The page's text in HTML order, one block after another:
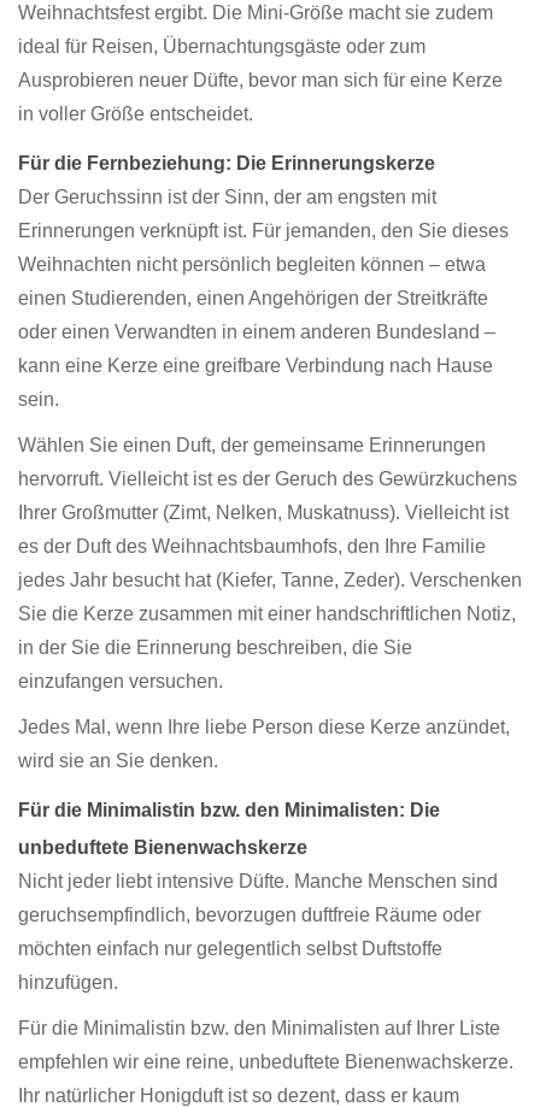
Weihnachtsfest ergibt. Die Mini-Größe macht sie zudem
ideal für Reisen, Übernachtungsgäste oder zum
Ausprobieren neuer Düfte, bevor man sich für eine Kerze
in voller Größe entscheidet.
Für die Fernbeziehung: Die Erinnerungskerze
Der Geruchssinn ist der Sinn, der am engsten mit
Erinnerungen verknüpft ist. Für jemanden, den Sie dieses
Weihnachten nicht persönlich begleiten können – etwa
einen Studierenden, einen Angehörigen der Streitkräfte
oder einen Verwandten in einem anderen Bundesland –
kann eine Kerze eine greifbare Verbindung nach Hause
sein.
Wählen Sie einen Duft, der gemeinsame Erinnerungen
hervorruft. Vielleicht ist es der Geruch des Gewürzkuchens
Ihrer Großmutter (Zimt, Nelken, Muskatnuss). Vielleicht ist
es der Duft des Weihnachtsbaumhofs, den Ihre Familie
jedes Jahr besucht hat (Kiefer, Tanne, Zeder). Verschenken
Sie die Kerze zusammen mit einer handschriftlichen Notiz,
in der Sie die Erinnerung beschreiben, die Sie
einzufangen versuchen.
Jedes Mal, wenn Ihre liebe Person diese Kerze anzündet,
wird sie an Sie denken.
Für die Minimalistin bzw. den Minimalisten: Die
unbeduftete Bienenwachskerze
Nicht jeder liebt intensive Düfte. Manche Menschen sind
geruchsempfindlich, bevorzugen duftfreie Räume oder
möchten einfach nur gelegentlich selbst Duftstoffe
hinzufügen.
Für die Minimalistin bzw. den Minimalisten auf Ihrer Liste
empfehlen wir eine reine, unbeduftete Bienenwachskerze.
Ihr natürlicher Honigduft ist so dezent, dass er kaum